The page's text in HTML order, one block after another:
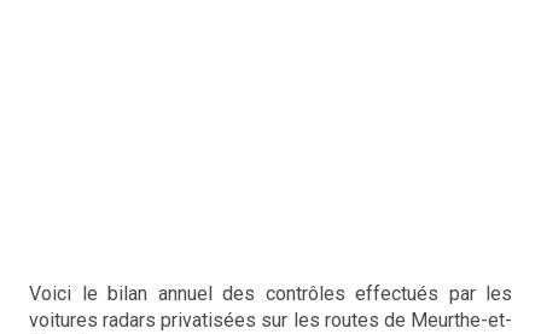
Voici le bilan annuel des contrôles effectués par les
voitures radars privatisées sur les routes de Meurthe-et-